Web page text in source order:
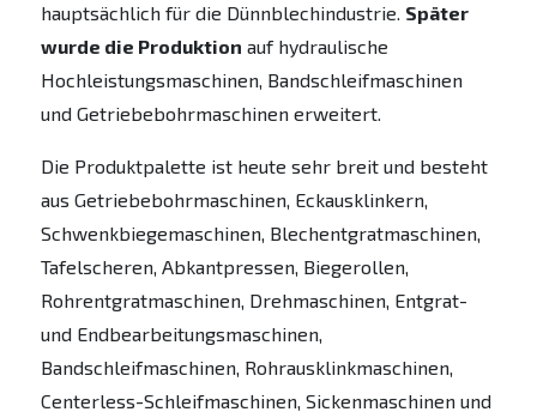
hauptsächlich für die Dünnblechindustrie. Später
wurde die Produktion auf hydraulische
Hochleistungsmaschinen, Bandschleifmaschinen
und Getriebebohrmaschinen erweitert.
Die Produktpalette ist heute sehr breit und besteht
aus Getriebebohrmaschinen, Eckausklinkern,
Schwenkbiegemaschinen, Blechentgratmaschinen,
Tafelscheren, Abkantpressen, Biegerollen,
Rohrentgratmaschinen, Drehmaschinen, Entgrat-
und Endbearbeitungsmaschinen,
Bandschleifmaschinen, Rohrausklinkmaschinen,
Centerless-Schleifmaschinen, Sickenmaschinen und